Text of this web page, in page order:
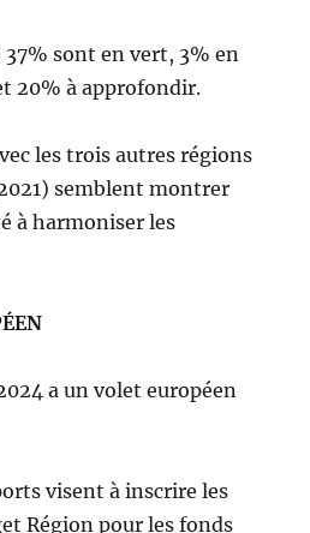
sont en vert, 3% en
20% à approfondir.
les trois autres régions
semblent montrer
à harmoniser les
a un volet européen
visent à inscrire les
Région pour les fonds